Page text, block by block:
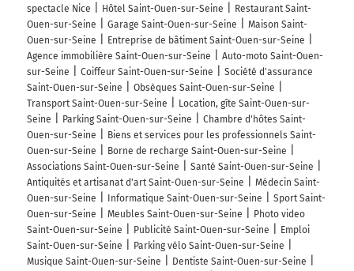
spectacle Nice
Hôtel Saint-Ouen-sur-Seine
Restaurant Saint-
Ouen-sur-Seine
Garage Saint-Ouen-sur-Seine
Maison Saint-
Ouen-sur-Seine
Entreprise de bâtiment Saint-Ouen-sur-Seine
Agence immobilière Saint-Ouen-sur-Seine
Auto-moto Saint-Ouen-
sur-Seine
Coiffeur Saint-Ouen-sur-Seine
Société d'assurance
Saint-Ouen-sur-Seine
Obsèques Saint-Ouen-sur-Seine
Transport Saint-Ouen-sur-Seine
Location, gîte Saint-Ouen-sur-
Seine
Parking Saint-Ouen-sur-Seine
Chambre d'hôtes Saint-
Ouen-sur-Seine
Biens et services pour les professionnels Saint-
Ouen-sur-Seine
Borne de recharge Saint-Ouen-sur-Seine
Associations Saint-Ouen-sur-Seine
Santé Saint-Ouen-sur-Seine
Antiquités et artisanat d'art Saint-Ouen-sur-Seine
Médecin Saint-
Ouen-sur-Seine
Informatique Saint-Ouen-sur-Seine
Sport Saint-
Ouen-sur-Seine
Meubles Saint-Ouen-sur-Seine
Photo video
Saint-Ouen-sur-Seine
Publicité Saint-Ouen-sur-Seine
Emploi
Saint-Ouen-sur-Seine
Parking vélo Saint-Ouen-sur-Seine
Musique Saint-Ouen-sur-Seine
Dentiste Saint-Ouen-sur-Seine